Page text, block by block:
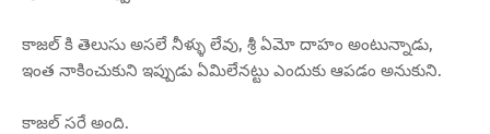
కాజల్ కి తెలుసు అసలే నీళ్ళు లేవు, శ్రీ ఏమో దాహం అంటున్నాడు,
ఇంత నాకించుకుని ఇప్పుడు ఏమిలేనట్టు ఎందుకు ఆపడం అనుకుని.
కాజల్ సరే అంది.